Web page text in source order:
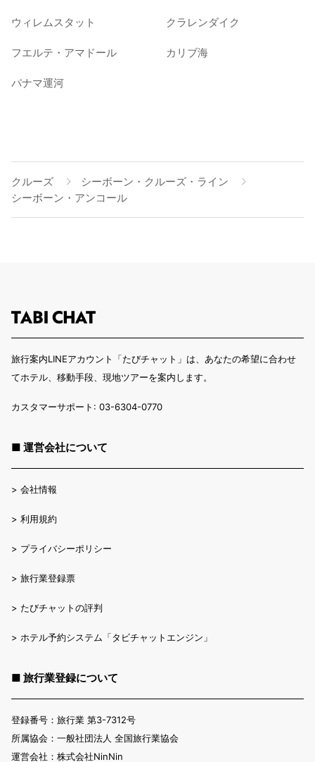
ウィレムスタット クラレンダイク
フエルテ・アマドール カリブ海
パナマ運河
クルーズ
シーボーン・クルーズ・ライン
シーボーン・アンコール
旅行案内LINEアカウント「たびチャット」は、あなたの希望に合わせ
てホテル、移動手段、現地ツアーを案内します。
カスタマーサポート: 03-6304-0770
■ 運営会社について
> 会社情報
> 利用規約
> プライバシーポリシー
> 旅行業登録票
> たびチャットの評判
> ホテル予約システム「タビチャットエンジン」
■ 旅行業登録について
登録番号：旅行業 第3-7312号
所属協会：一般社団法人 全国旅行業協会
運営会社：株式会社NinNin